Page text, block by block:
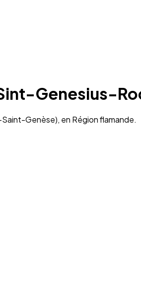
Genesius-
Genèse), en Région flamande.